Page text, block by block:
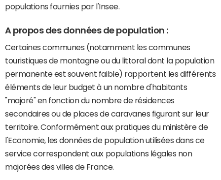
populations fournies par l'Insee.
A propos des données de population :
Certaines communes (notamment les communes
touristiques de montagne ou du littoral dont la population
permanente est souvent faible) rapportent les différents
éléments de leur budget à un nombre d'habitants
"majoré" en fonction du nombre de résidences
secondaires ou de places de caravanes figurant sur leur
territoire. Conformément aux pratiques du ministère de
l'Economie, les données de population utilisées dans ce
service correspondent aux populations légales non
majorées des villes de France.